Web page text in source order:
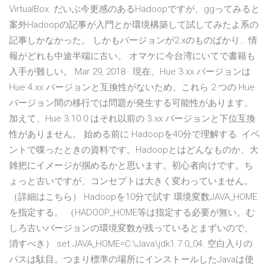
VirtualBox. だいぶ今更感のあるHadoopですが、ggってみると
案外Hadoopの記事が入門とか環境構築して試してみたよ系の
記事しかなかった。 しかもバージョンが2.xのものばかり… 情
報がどれも中途半端に古い。 オマケに今台湾にいてで書籍も
入手が難しい。 Mar 29, 2018 · 現在、Hue 3.xx バージョンは
Hue 4.xx バージョンと互換性がないため、これら 2 つの Hue
バージョン間の移行では問題が発生する可能性があります。
加えて、Hue 3.10.0 はそれ以前の 3.xx バージョンと下位互換
性がありません。 始める前に Hadoopを40分で理解する. イベ
ントで喋ったときの資料です。Hadoopとはどんなものか、大
雑把にイメージが掴めるかと思います。初心者向けです。ち
ょっと古いですが、コンセプトは大きく変わっていません。
（詳細はこちら） Hadoopを10分で試す 環境変数JAVA_HOME
を指定する。 （HADOOP_HOME等は指定する必要が無い。む
しろ古いバージョンの環境変数が残っているとまずいので、
消すべき） set JAVA_HOME=C:\Java\jdk1.7.0_04. 空白入りの
パスは駄目。つまり標準の場所にインストールしたJavaは使